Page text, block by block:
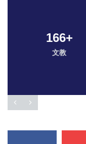
166+
文教